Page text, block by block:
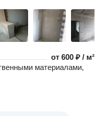
от600 ₽ / м²
материалами,